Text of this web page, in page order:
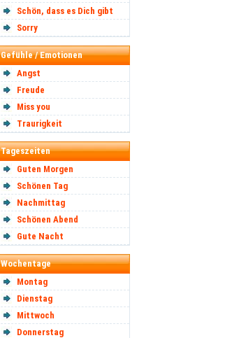
Schön, dass es Dich gibt
Sorry
Gefühle / Emotionen
Angst
Freude
Miss you
Traurigkeit
Tageszeiten
Guten Morgen
Schönen Tag
Nachmittag
Schönen Abend
Gute Nacht
Wochentage
Montag
Dienstag
Mittwoch
Donnerstag